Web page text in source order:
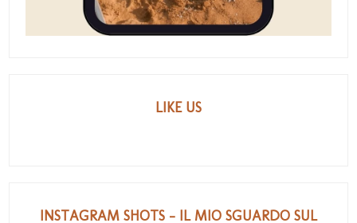
LIKE US
INSTAGRAM SHOTS - IL MIO SGUARDO SUL